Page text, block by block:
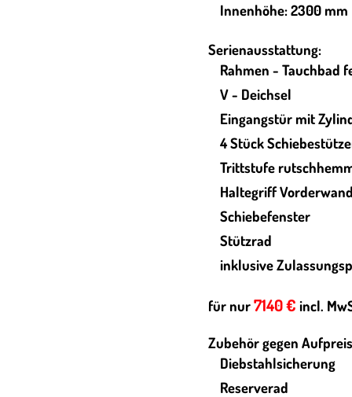
Innenhöhe: 2300 mm
Serienausstattung:
Rahmen - Tauchbad
V - Deichsel
Eingangstür mit
4 Stück
Trittstufe
Haltegriff
Schiebefenster
Stützrad
inklusive
für nur7140 € incl.
Zubehör gegen
Diebstahlsicherung
Reserverad